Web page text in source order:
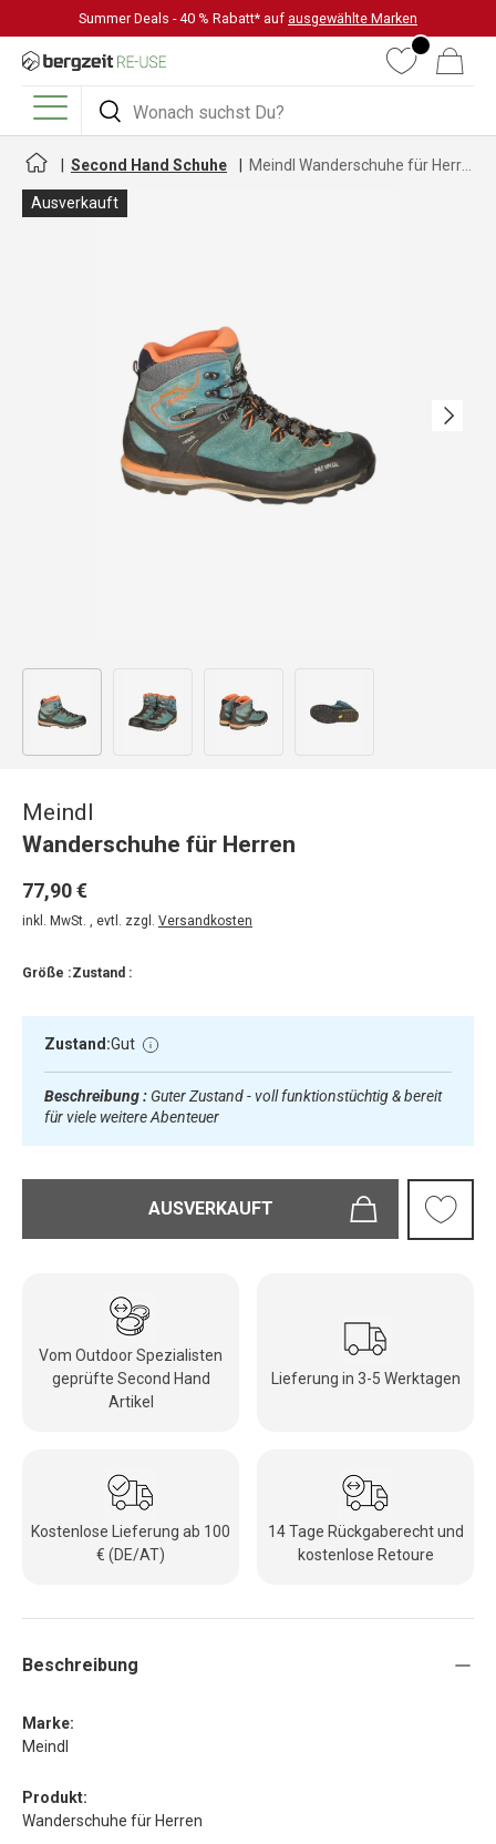
DIREKT ZUM INHALT
Summer Deals - 40 % Rabatt* auf ausgewählte Marken
Suchen
Suchen
WunschlisteWarenkorb
Menü
Second Hand Schuhe
Ausverkauft
Nächste
Bild 1 in Galerieansicht laden
Meindl
Wanderschuhe für Herren
77,90 €
inkl. MwSt. , evtl. zzgl. Versandkosten
Größe :Zustand :
Zustand:Gut
Beschreibung : Guter Zustand - voll funktionstüchtig & bereit
für viele weitere Abenteuer
AUSVERKAUFT
Vom Outdoor Spezialisten
geprüfte Second Hand
Artikel
Lieferung in 3-5 Werktagen
Kostenlose Lieferung ab 100
€ (DE/AT)
14 Tage Rückgaberecht und
kostenlose Retoure
Beschreibung
Marke:
Meindl
Produkt:
Wanderschuhe für Herren